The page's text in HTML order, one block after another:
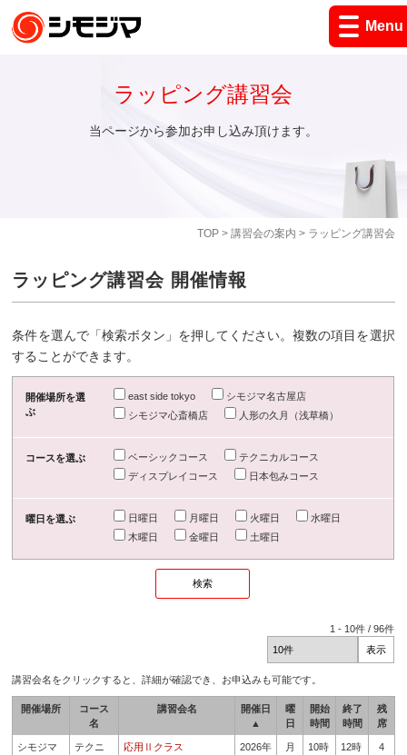
Menu
TOP> 講習会の案内 > ラッピング講習会
ラッピング講習会
当ページから参加お申し込み頂けます。
ラッピング講習会 開催情報
条件を選んで「検索ボタン」を押してください。複数の項目を選択
することができます。
開催場所を選
ぶ
east side tokyo
シモジマ名古屋店
シモジマ心斎橋店
人形の久月（浅草橋）
コースを選ぶ ベーシックコース
テクニカルコース
ディスプレイコース
日本包みコース
曜日を選ぶ 日曜日 月曜日 火曜日
水曜日
木曜日
金曜日 土曜日
1 - 10件 /96件
講習会名をクリックすると、詳細が確認でき、お申込みも可能です。
開催場所
コース
名
講習会名
開催日
▲
曜
日
開始
時間
終了
時間
残
席
シモジマ
テクニ
応用Ⅱクラス
2026年
月
10時
12時
4